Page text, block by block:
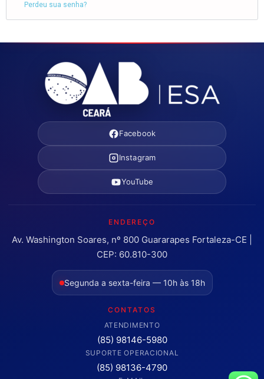
Perdeu sua senha?
Facebook
Instagram
YouTube
ENDEREÇO
Av. Washington Soares, nº 800 Guararapes Fortaleza-CE |
CEP: 60.810-300
Segunda a sexta-feira — 10h às 18h
CONTATOS
ATENDIMENTO
(85) 98146-5980
SUPORTE OPERACIONAL
(85) 98136-4790